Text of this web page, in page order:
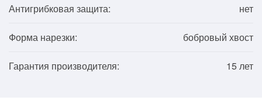
Антигрибковая защита: нет
Форма нарезки: бобровый хвост
Гарантия производителя: 15 лет